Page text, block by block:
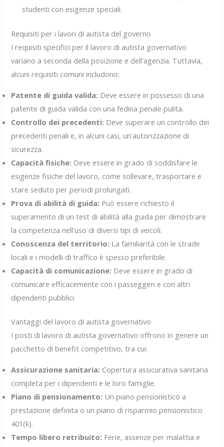
studenti con esigenze speciali.
Requisiti per i lavori di autista del governo
I requisiti specifici per il lavoro di autista governativo
variano a seconda della posizione e dell'agenzia. Tuttavia,
alcuni requisiti comuni includono:
Patente di guida valida: Deve essere in possesso di una
patente di guida valida con una fedina penale pulita.
Controllo dei precedenti: Deve superare un controllo dei
precedenti penali e, in alcuni casi, un'autorizzazione di
sicurezza.
Capacità fisiche: Deve essere in grado di soddisfare le
esigenze fisiche del lavoro, come sollevare, trasportare e
stare seduto per periodi prolungati.
Prova di abilità di guida: Può essere richiesto il
superamento di un test di abilità alla guida per dimostrare
la competenza nell'uso di diversi tipi di veicoli.
Conoscenza del territorio: La familiarità con le strade
locali e i modelli di traffico è spesso preferibile.
Capacità di comunicazione: Deve essere in grado di
comunicare efficacemente con i passeggeri e con altri
dipendenti pubblici.
Vantaggi del lavoro di autista governativo
I posti di lavoro di autista governativo offrono in genere un
pacchetto di benefit competitivo, tra cui:
Assicurazione sanitaria: Copertura assicurativa sanitaria
completa per i dipendenti e le loro famiglie.
Piano di pensionamento: Un piano pensionistico a
prestazione definita o un piano di risparmio pensionistico
401(k).
Tempo libero retribuito: Ferie, assenze per malattia e